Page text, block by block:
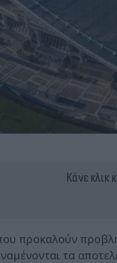
Κάνε κλικ
προκαλούν
τα